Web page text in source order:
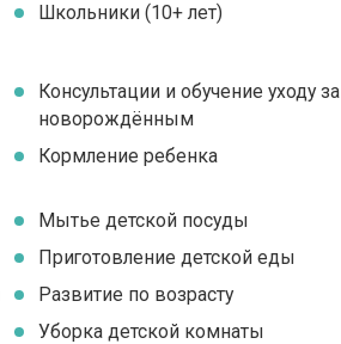
Школьники (10+ лет)
Консультации и обучение уходу за
новорождённым
Кормление ребенка
Мытье детской посуды
Приготовление детской еды
Развитие по возрасту
Уборка детской комнаты